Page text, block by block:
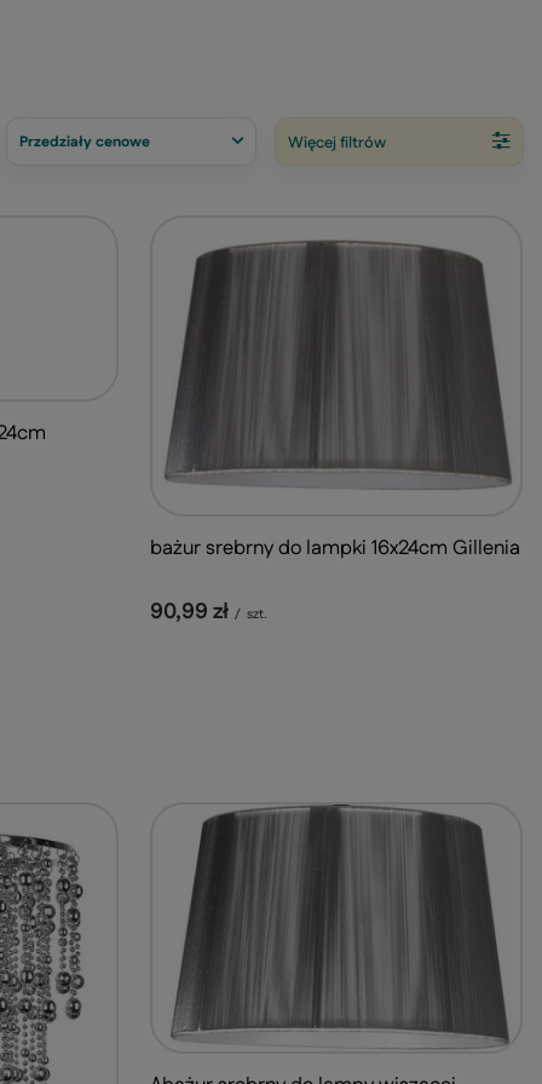
Przedziały cenowe Więcej filtrów
bażur srebrny do lampki 16x24cm Gillenia
90,99 zł / szt.